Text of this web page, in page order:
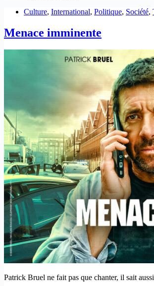
Culture, International, Politique, Société,
Menace imminente
Patrick Bruel ne fait pas que chanter, il sait